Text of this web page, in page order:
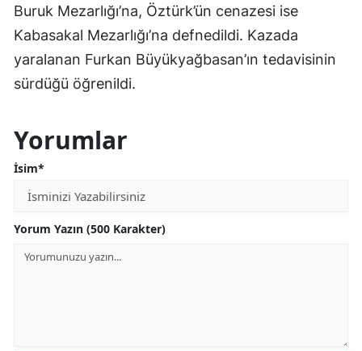
Buruk Mezarlığı’na, Öztürk’ün cenazesi ise
Kabasakal Mezarlığı’na defnedildi. Kazada
yaralanan Furkan Büyükyağbasan’ın tedavisinin
sürdüğü öğrenildi.
Yorumlar
İsim*
Yorum Yazın (500 Karakter)